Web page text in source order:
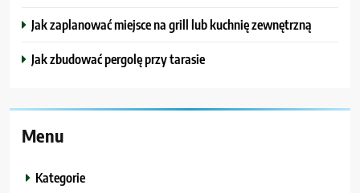
Jak zaplanować miejsce na grill lub kuchnię zewnętrzną
Jak zbudować pergolę przy tarasie
Menu
Kategorie